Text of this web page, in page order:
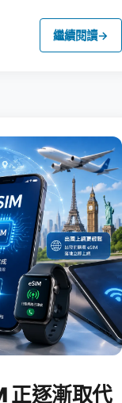
繼續閱讀→
正逐漸取代